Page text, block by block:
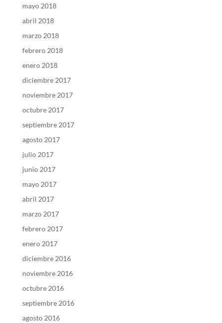
mayo 2018
abril 2018
marzo 2018
febrero 2018
enero 2018
diciembre 2017
noviembre 2017
octubre 2017
septiembre 2017
agosto 2017
julio 2017
junio 2017
mayo 2017
abril 2017
marzo 2017
febrero 2017
enero 2017
diciembre 2016
noviembre 2016
octubre 2016
septiembre 2016
agosto 2016